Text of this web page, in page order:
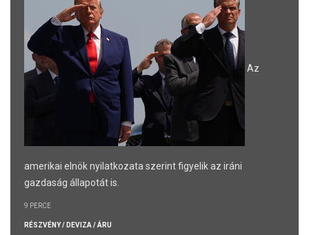
Az
amerikai elnök nyilatkozata szerint figyelik az iráni
gazdaság állapotát is.
9 PERCE
RÉSZVÉNY / DEVIZA / ÁRU